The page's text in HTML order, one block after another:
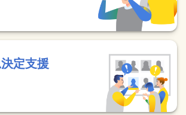
定支援